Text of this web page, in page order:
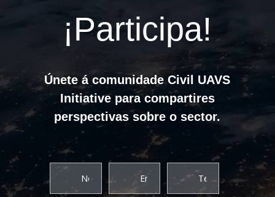
¡Participa!
Únete á comunidade Civil UAVS
Initiative para compartires
perspectivas sobre o sector.